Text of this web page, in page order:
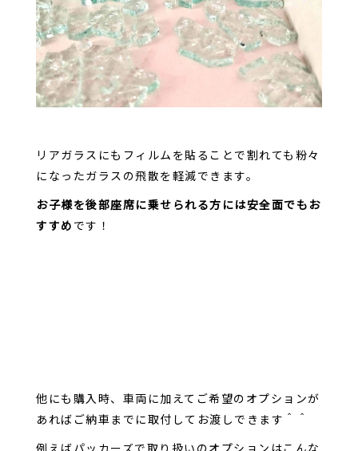
リアガラスにもフィルムを貼ることで割れても粉々
になったガラスの飛散を軽減できます。
お子様を後部座席に乗せられる方には安全面でもお
すすめ です！
他にも購入時、車両に加えてご希望のオプションが
あればご納車までに取付してお渡しできます＾＾
例えばパッカーズで取り扱いのオプションはこんな